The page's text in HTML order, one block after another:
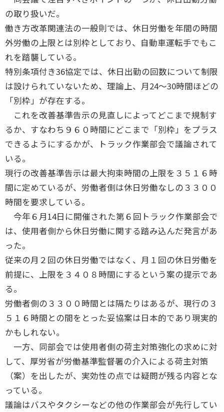
の取り扱いだ。
働き方改革関連法の一般則では、休日労働を年間の時間
外労働の上限とは別枠としており、自動車運転手でもこ
れを踏襲している。
特別条項付き36協定では、休日出勤の回数について制限
は設けられていないため、理論上、月24～30時間ほどの
「別枠」が存在する。
これを改善基準告示の見直しによってどこまで規制す
るか、すなわち９６０時間にどこまで「別枠」をプラス
できるようにするかが、トラック作業部会で議論されて
いる。
現行の改善基準告示は最大拘束時間の上限を３５１６時
間に定めているが、労働者側は休日労働なしの３３００
時間を要求している。
今年６月14日に開催された第６回トラック作業部会で
は、使用者側から休日労働に関する踏み込んだ発言があ
った。
従来の月２回の休日労働ではなく、月１回の休日労働を
前提に、上限を３４０８時間にするという案の提示であ
る。
労働者側の３３００時間とは隔たりはあるが、現行の３
５１６時間との間をとった妥協案は日本的であり現実的
かもしれない。
一方、同部会では使用者側の荷主対策強化の求めに対
して、厚労省が労働基準監督署の介入による荷主対策
（案）を出したが、実効性の点では疑問が残る内容とな
っている。
議論はバスやタクシーなどの他の作業部会が先行してい